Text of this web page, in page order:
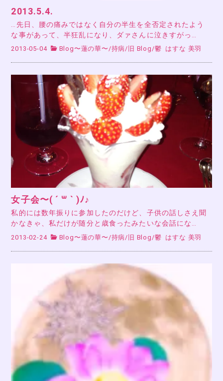
2013.5.4.
…先日、腰の痛みではなく自分の半生を全否定されたよう
な事があって、半狂乱になり、ダァさんに泣きすがっ…
2013-05-04 Blog〜蓮の華〜/持病/ 旧 Blog/鬱 はすな 美羽
女子会〜( ´ ꒳ ` )ﾉ♪
私的には数年振りに参加したのだけど、子供の話しさえ聞
かなきゃ、私だけが随分と歳食ったみたいな会話にな…
2013-02-24 Blog〜蓮の華〜 /持病 /旧 Blog /鬱 はすな 美羽